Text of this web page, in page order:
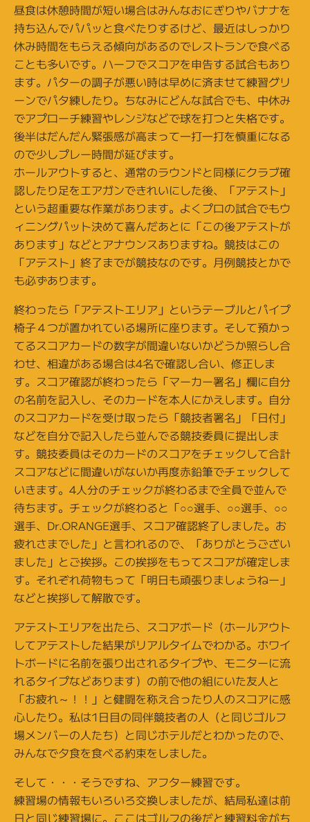
昼食は休憩時間が短い場合はみんなおにぎりやバナナを
持ち込んでパパッと食べたりするけど、最近はしっかり
休み時間をもらえる傾向があるのでレストランで食べる
ことも多いです。ハーフでスコアを申告する試合もあり
ます。パターの調子が悪い時は早めに済ませて練習グリ
ーンでパタ練したり。ちなみにどんな試合でも、中休み
でアプローチ練習やレンジなどで球を打つと失格です。
後半はだんだん緊張感が高まって一打一打を慎重になる
ので少しプレー時間が延びます。
ホールアウトすると、通常のラウンドと同様にクラブ確
認したり足をエアガンできれいにした後、「アテスト」
という超重要な作業があります。よくプロの試合でもウ
ィニングパット決めて喜んだあとに「この後アテストが
あります」などとアナウンスありますね。競技はこの
「アテスト」終了までが競技なのです。月例競技とかで
も必ずあります。
終わったら「アテストエリア」というテーブルとパイプ
椅子４つが置かれている場所に座ります。そして預かっ
てるスコアカードの数字が間違いないかどうか照らし合
わせ、相違がある場合は4名で確認し合い、修正しま
す。スコア確認が終わったら「マーカー署名」欄に自分
の名前を記入し、そのカードを本人にかえします。自分
のスコアカードを受け取ったら「競技者署名」「日付」
などを自分で記入したら並んでる競技委員に提出しま
す。競技委員はそのカードのスコアをチェックして合計
スコアなどに間違いがないか再度赤鉛筆でチェックして
いきます。4人分のチェックが終わるまで全員で並んで
待ちます。チェックが終わると「○○選手、○○選手、○○
選手、Dr.ORANGE選手、スコア確認終了しました。お
疲れさまでした」と言われるので、「ありがとうござい
ました」とご挨拶。この挨拶をもってスコアが確定しま
す。それぞれ荷物もって「明日も頑張りましょうねー」
などと挨拶して解散です。
アテストエリアを出たら、スコアボード（ホールアウト
してアテストした結果がリアルタイムでわかる。ホワイ
トボードに名前を張り出されるタイプや、モニターに流
れるタイプなどあります）の前で他の組にいた友人と
「お疲れ～！！」と健闘を称え合ったり人のスコアに感
心したり。私は1日目の同伴競技者の人（と同じゴルフ
場メンバーの人たち）と同じホテルだとわかったので、
みんなで夕食を食べる約束をしました。
そして・・・そうですね、アフター練習です。
練習場の情報もいろいろ交換しましたが、結局私達は前
日と同じ練習場に。ここはゴルフの後だと練習料金がち